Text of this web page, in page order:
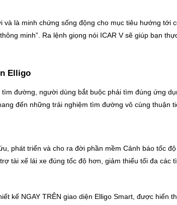
là minh chứng sống động cho mục tiêu hướng tới
minh”. Ra lệnh giọng nói ICAR V sẽ giúp bạn
Elligo
đường, người dùng bắt buộc phải tìm đúng ứng
đến những trải nghiệm tìm đường vô cùng thuận
phát triển và cho ra đời phần mềm Cảnh báo tốc
tài xế lái xe đúng tốc độ hơn, giảm thiểu tối đa các
kế NGAY TRÊN giao diện Elligo Smart, được hiển